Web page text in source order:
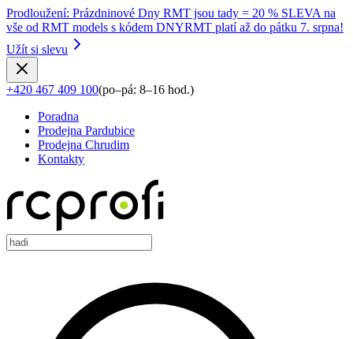
Prodloužení: Prázdninové Dny RMT jsou tady = 20 % SLEVA na
vše od RMT models s kódem DNYRMT platí až do pátku 7. srpna!
Užít si slevu
+420 467 409 100(po–pá: 8–16 hod.)
Poradna
Prodejna Pardubice
Prodejna Chrudim
Kontakty